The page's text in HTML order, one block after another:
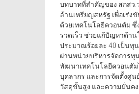
บทบาทที่สำคัญของ สกสว.
ล้านเหรียญสหรัฐ เพื่อเร่ง
ด้วยเทคโนโลยีควอนตัม
รวดเร็ว ช่วยแก้ปัญหาด้า
ประมาณร้อยละ 40 เป็นทุ
ผ่านหน่วยบริหารจัดการทุ
พัฒนาเทคโนโลยีควอนตัม
บุคลากร และการจัดตั้งศูน
วัสดุขั้นสูง และความมั่นคง